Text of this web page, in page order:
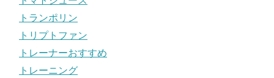
トランポリン
トリプトファン
トレーナーおすすめ
トレーニング